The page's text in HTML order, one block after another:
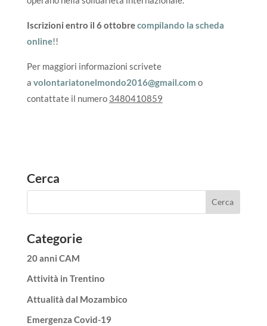
Iscrizioni entro il 6 ottobrecompilando la scheda
online!!
Per maggiori informazioni scrivete
a volontariatonelmondo2016@gmail.com o
contattate il numero 3480410859
Cerca
Categorie
20 anni CAM
Attività in Trentino
Attualità dal Mozambico
Emergenza Covid-19